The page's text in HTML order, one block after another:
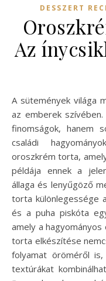
DESSZERT
Az
A sütemények világa mindig is különleges helyet foglalt el
az emberek
finomságok, hanem
családi
oroszkrém torta,
példája ennek a
állaga és lenyűgöző
torta különlegessége
és a puha piskóta
amely a
torta elkészítése
folyamat öröméről
textúrákat